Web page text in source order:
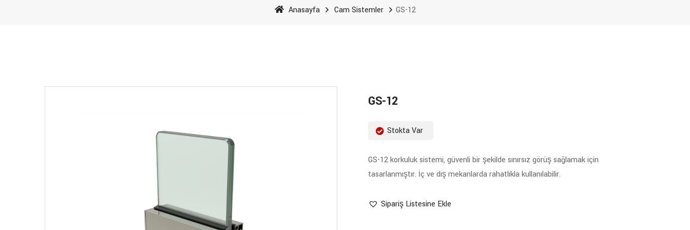
Anasayfa Cam Sistemler GS-12
GS-12
Stokta Var
GS-12 korkuluk sistemi, güvenli bir şekilde sınırsız görüş sağlamak için
tasarlanmıştır. İç ve dış mekanlarda rahatlıkla kullanılabilir.
Sipariş Listesine Ekle